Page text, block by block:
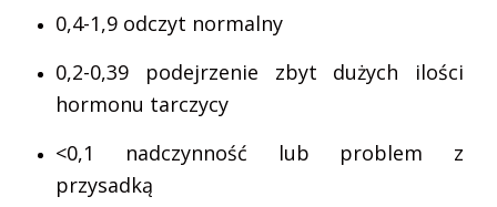
0,4-1,9 odczyt normalny
0,2-0,39 podejrzenie zbyt dużych ilości
hormonu tarczycy
<0,1 nadczynność lub problem z
przysadką